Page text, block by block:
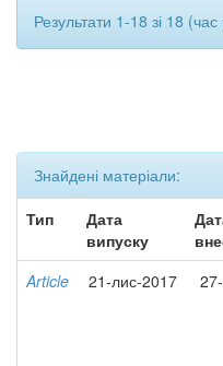
Результати 1-18 зі 18
Знайдені матеріали:
Тип
Дата
випуску
Article 21-лис-2017